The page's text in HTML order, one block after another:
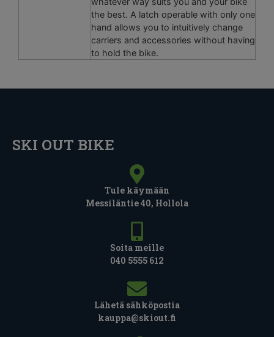
the best. A latch operable with only one
hand allows you to intuitively change
carriers and accessories without having
to hold the bike.
SKI OUT BIKE
Tule käymään
Messiläntie 40, Hollola
Soita meille
040 5555 612
Lähetä sähköpostia
kauppa@skiout.fi